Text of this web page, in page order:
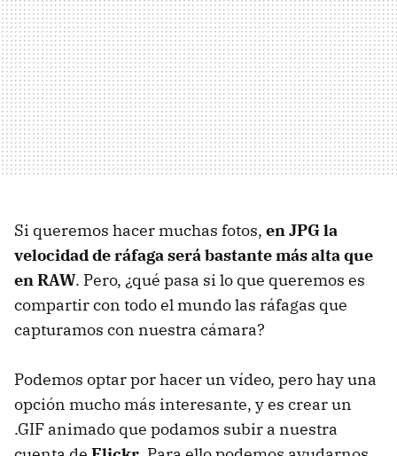
Si queremos hacer muchas fotos, enJPGla
velocidad de ráfaga será bastante más alta que
en RAW. Pero, ¿qué pasa si lo que queremos es
compartir con todo el mundo las ráfagas que
capturamos con nuestra cámara?
Podemos optar por hacer un vídeo, pero hay una
opción mucho más interesante, y es crear un
.GIF animado que podamos subir a nuestra